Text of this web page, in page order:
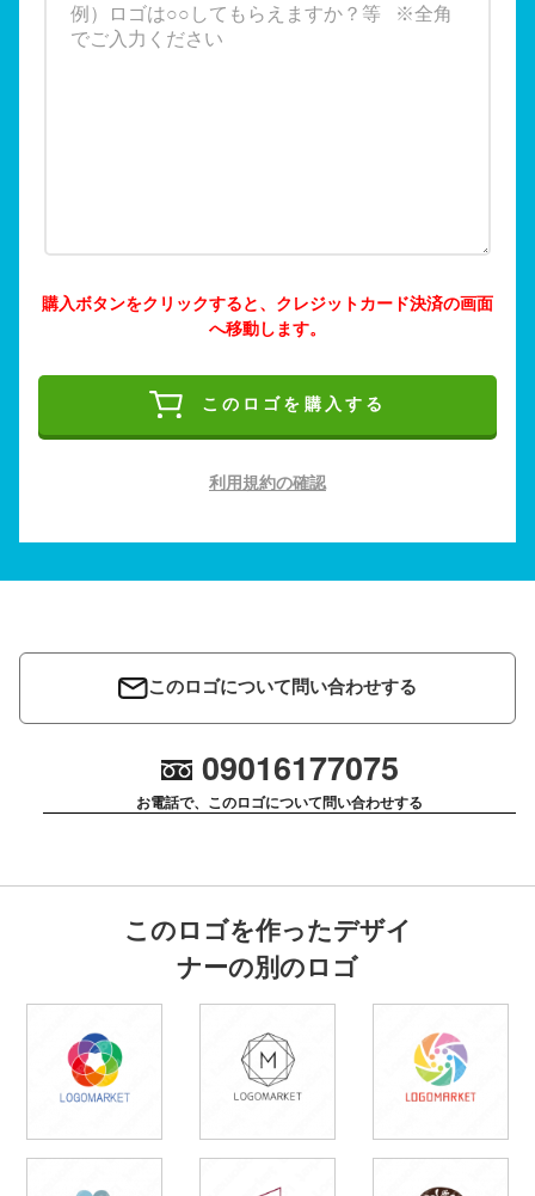
購入ボタンをクリックすると、クレジットカード決済の画面
へ移動します。
このロゴを購入する
利用規約の確認
このロゴについて問い合わせする
09016177075
お電話で、このロゴについて問い合わせする
このロゴを作ったデザイ
ナーの別のロゴ